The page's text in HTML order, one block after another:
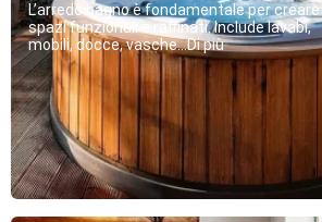
L’arredo bagno è fondamentale per creare
spazi funzionali e raffinati. Include lavabi,
mobili, docce, vasche...Di più